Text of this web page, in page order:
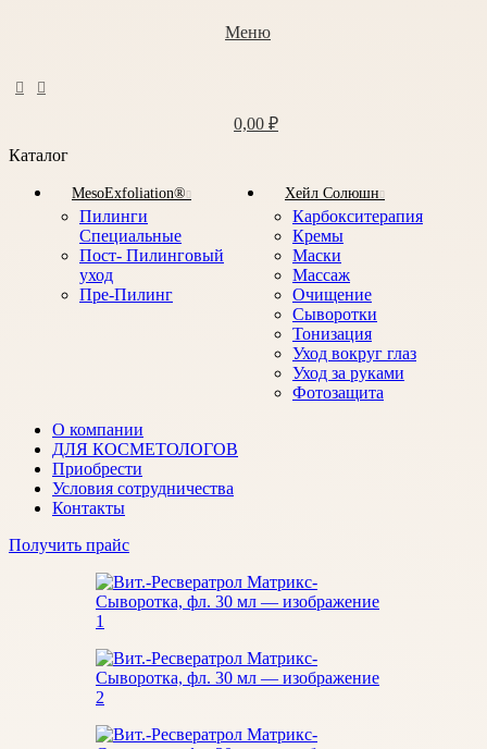
Меню
0,00 ₽
Каталог
MesoExfoliation®
Пилинги
Специальные
Пост- Пилинговый
уход
Пре-Пилинг
Хейл Солюшн
Карбокситерапия
Кремы
Маски
Массаж
Очищение
Сыворотки
Тонизация
Уход вокруг глаз
Уход за руками
Фотозащита
О компании
ДЛЯ КОСМЕТОЛОГОВ
Приобрести
Условия сотрудничества
Контакты
Получить прайс